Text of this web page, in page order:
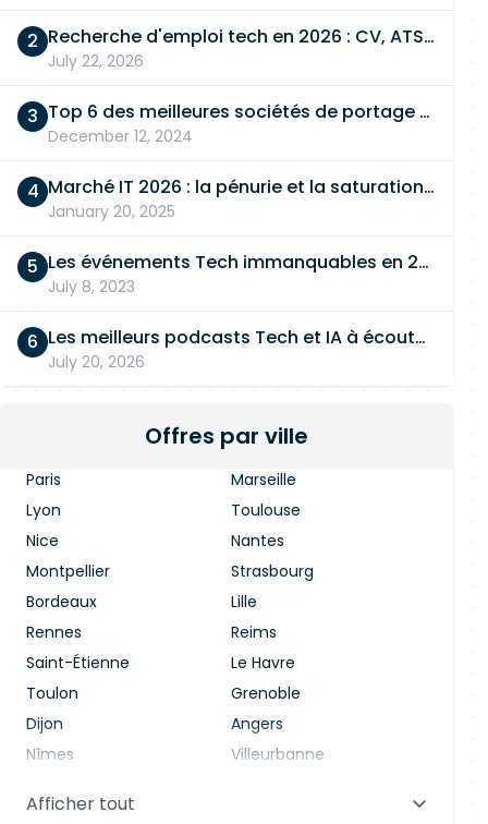
Recherche d'emploi tech en 2026 : CV, ATS, entretien… On vous dit tout
July 22, 2026
Top 6 des meilleures sociétés de portage salarial
December 12, 2024
Marché IT 2026 : la pénurie et la saturation, en même temps
January 20, 2025
Les événements Tech immanquables en 2026
July 8, 2023
Les meilleurs podcasts Tech et IA à écouter en 2026
July 20, 2026
Offres par ville
Paris
Marseille
Lyon
Toulouse
Nice
Nantes
Montpellier
Strasbourg
Bordeaux
Lille
Rennes
Reims
Saint-Étienne
Le Havre
Toulon
Grenoble
Dijon
Angers
Nîmes
Villeurbanne
Aix-en-Provence
Afficher tout